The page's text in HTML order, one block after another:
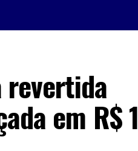
revertida
em R$ 1